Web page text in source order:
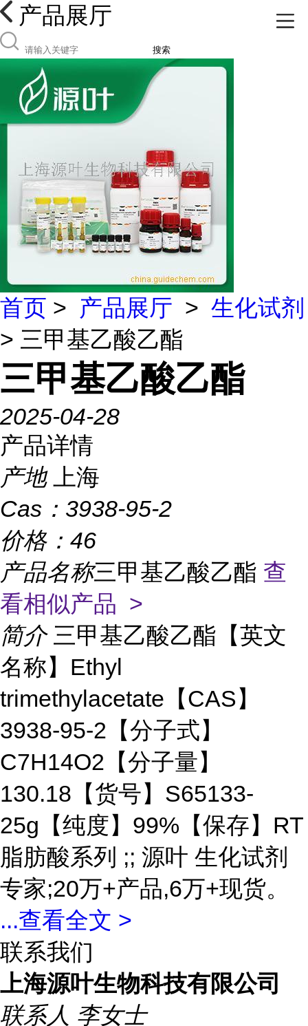
产品展厅
搜索
首页 > 产品展厅 > 生化试剂
> 三甲基乙酸乙酯
三甲基乙酸乙酯
2025-04-28
产品详情
产地
上海
Cas： 3938-95-2
价格： 46
产品名称三甲基乙酸乙酯 查
看相似产品 >
简介 三甲基乙酸乙酯【英文
名称】Ethyl
trimethylacetate【CAS】
3938-95-2【分子式】
C7H14O2【分子量】
130.18【货号】S65133-
25g【纯度】99%【保存】RT
脂肪酸系列 ;; 源叶 生化试剂
专家;20万+产品,6万+现货。
...查看全文 >
联系我们
上海源叶生物科技有限公司
联系人 李女士